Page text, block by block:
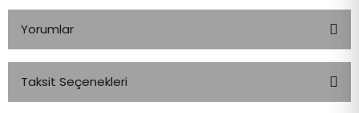
Yorumlar
Taksit Seçenekleri